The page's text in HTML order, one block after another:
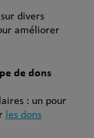
divers
améliorer
de dons
: un pour
les dons